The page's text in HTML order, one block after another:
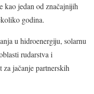
kao jedan od značajnijih
godina.
u hidroenergiju, solarnu
rudarstva i
za jačanje partnerskih